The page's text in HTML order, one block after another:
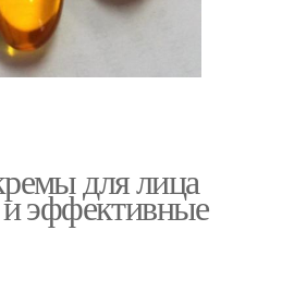
для лица
эффективные